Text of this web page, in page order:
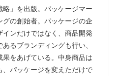
略」を出版。パッケージマー
グの創始者。パッケージの企
インだけではなく、商品開発
るブランディングも行い、
果をあげている。中身商品は
、パッケージを変えただけで